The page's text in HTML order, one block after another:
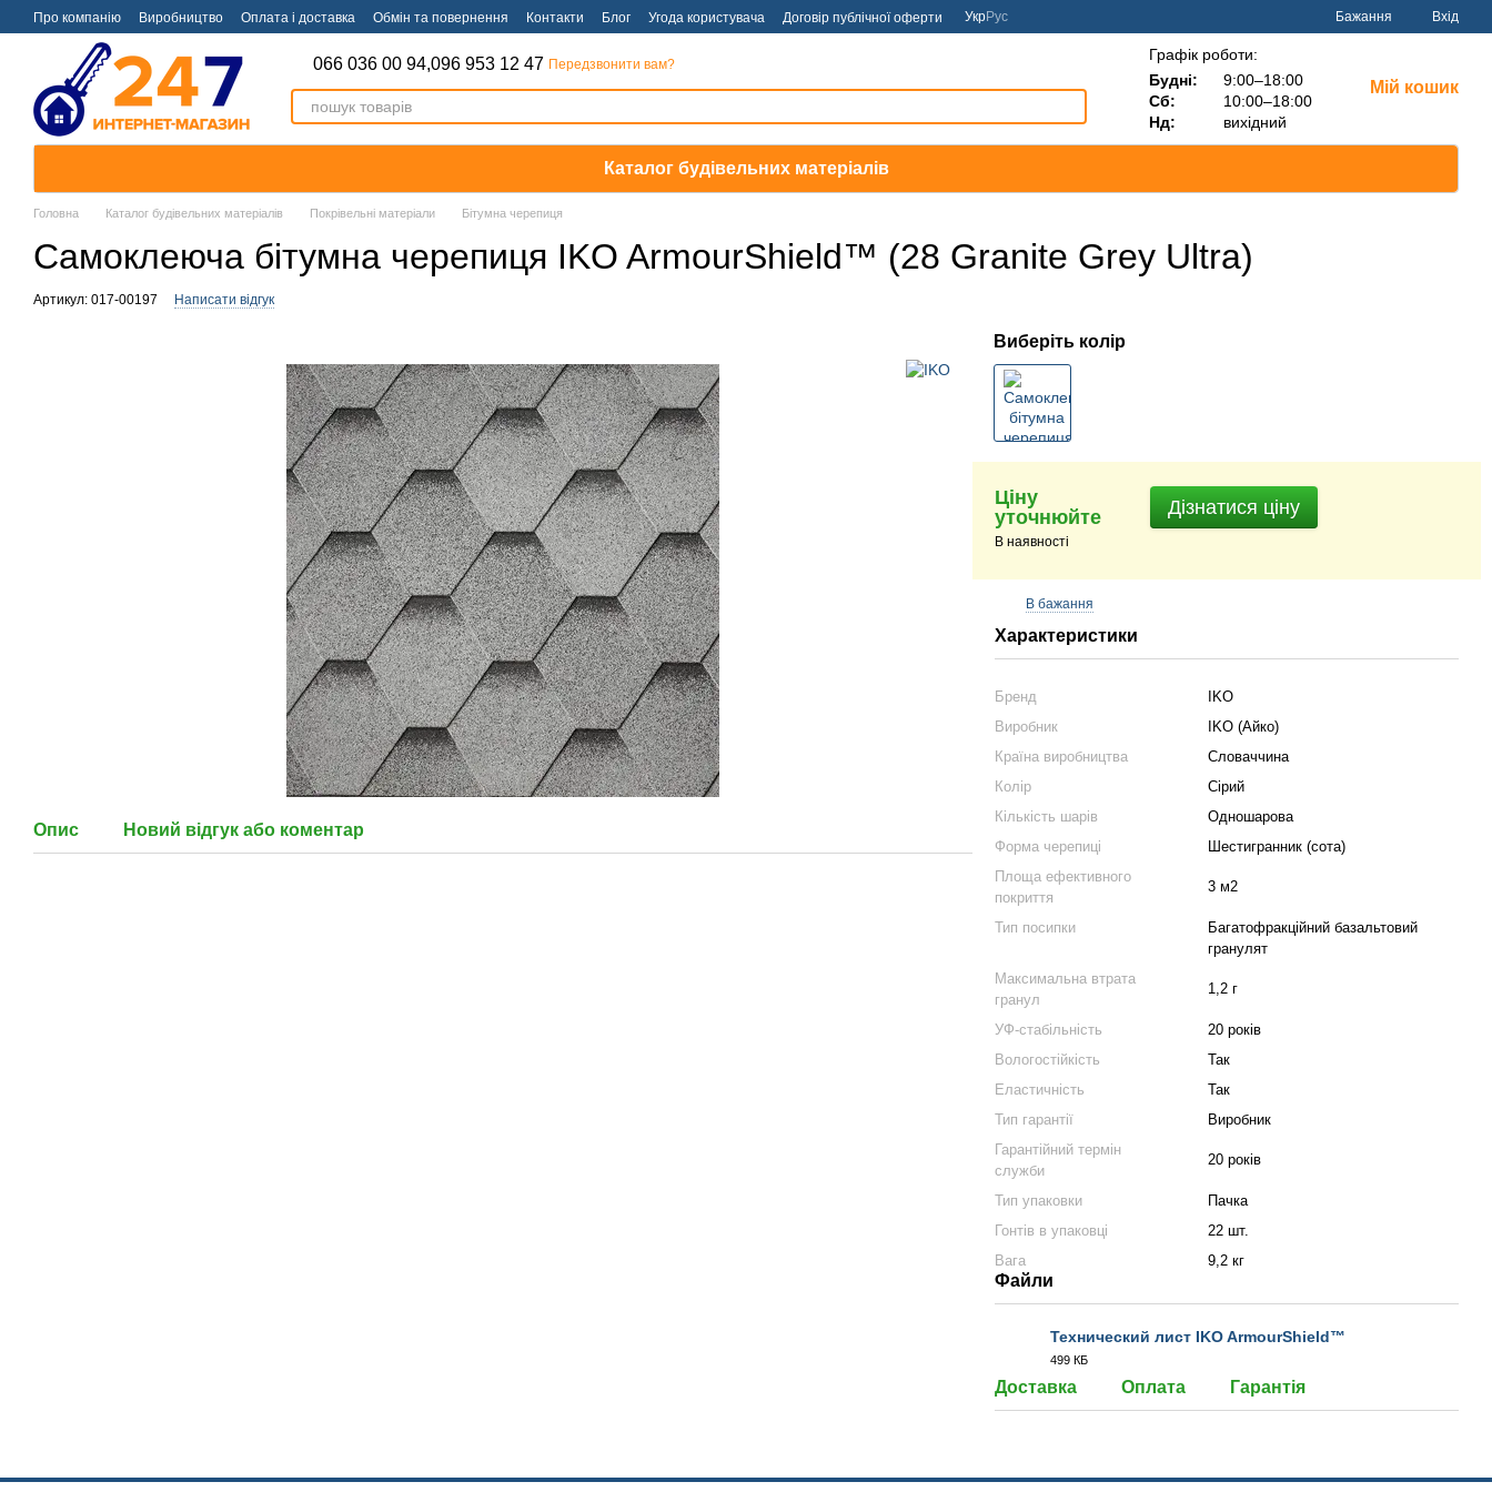
Перейти к основному контенту
Про компанію Виробництво Оплата і доставка Обмін та повернення Контакти Блог Угода користувача Договір публічної оферти УкрРус Бажання Вхід
066 036 00 94,096 953 12 47 Передзвонити вам?
Графік роботи:
Будні:
9:00–18:00
Сб:
10:00–18:00
Нд:
вихідний
Мій кошик
Каталог будівельних матеріалів
Головна Каталог будівельних матеріалів Покрівельні матеріали Бітумна черепиця
Самоклеюча бітумна черепиця IKO ArmourShield™ (28 Granite Grey Ultra)
Артикул: 017-00197 Написати відгук
Опис Новий відгук або коментар
Виберіть колір
Ціну
уточнюйте
В наявності
Дізнатися ціну
В бажання
Характеристики
Бренд
IKO
Виробник
IKO (Айко)
Країна виробництва
Словаччина
Колір
Сірий
Кількість шарів
Одношарова
Форма черепиці
Шестигранник (сота)
Площа ефективного
покриття
3 м2
Тип посипки
Багатофракційний базальтовий
гранулят
Максимальна втрата
гранул
1,2 г
УФ-стабільність
20 років
Вологостійкість
Так
Еластичність
Так
Тип гарантії
Виробник
Гарантійний термін
служби
20 років
Тип упаковки
Пачка
Гонтів в упаковці
22 шт.
Вага
9,2 кг
Файли
Технический лист IKO ArmourShield™
499 КБ
Доставка Оплата Гарантія